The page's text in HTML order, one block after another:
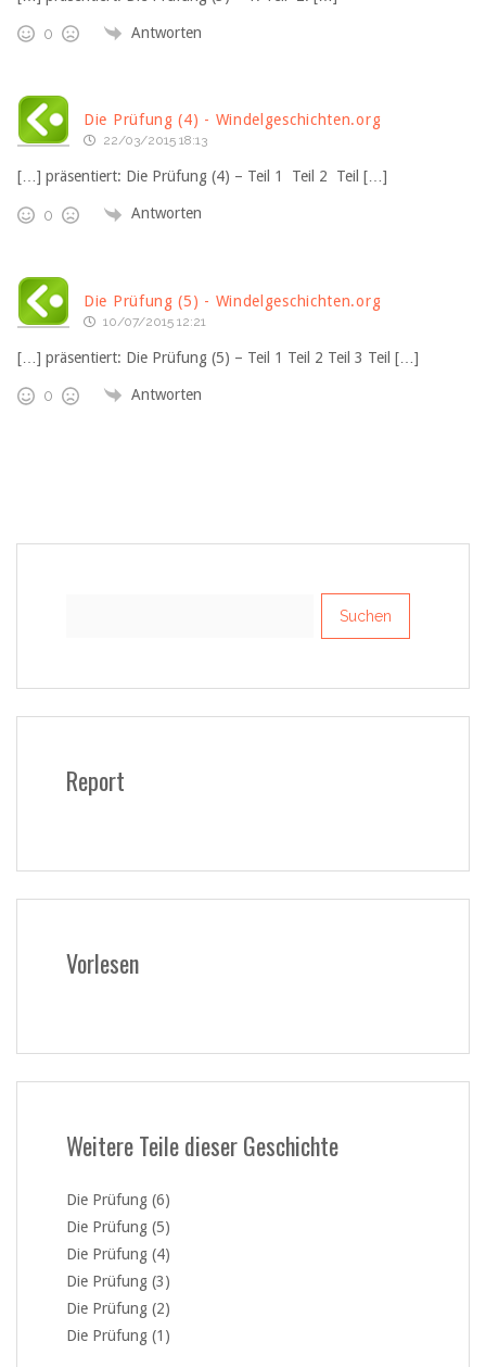
0 Antworten
Die Prüfung (4) - Windelgeschichten.org
22/03/2015 18:13
[…] präsentiert: Die Prüfung (4) – Teil 1 Teil 2 Teil […]
0 Antworten
Die Prüfung (5) - Windelgeschichten.org
10/07/2015 12:21
[…] präsentiert: Die Prüfung (5) – Teil 1 Teil 2 Teil 3 Teil […]
0 Antworten
Report
Vorlesen
Weitere Teile dieser Geschichte
Die Prüfung (6)
Die Prüfung (5)
Die Prüfung (4)
Die Prüfung (3)
Die Prüfung (2)
Die Prüfung (1)